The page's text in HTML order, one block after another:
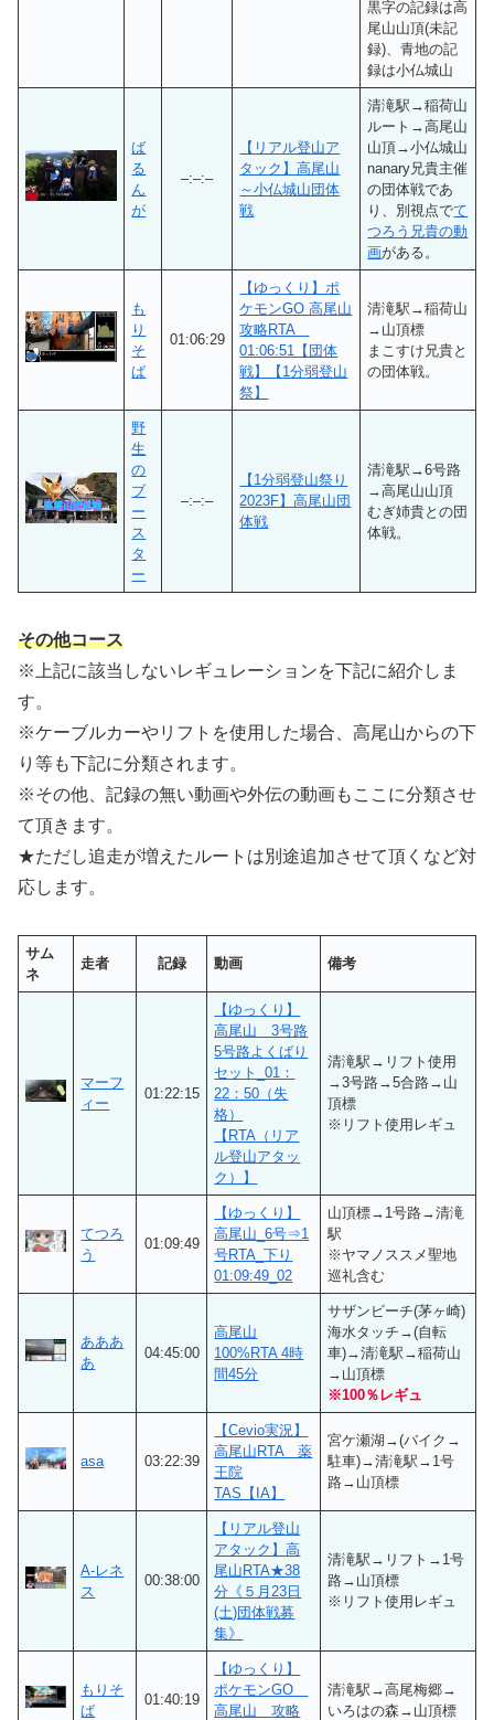
黒字の記録は高
尾山山頂(未記
録)、青地の記
録は小仏城山
ば
る
ん
が
–:–:–
【リアル登山ア
タック】高尾山
～小仏城山団体
戦
清滝駅→稲荷山
ルート→高尾山
山頂→小仏城山
nanary兄貴主催
の団体戦であ
り、別視点でて
つろう兄貴の動
画がある。
も
り
そ
ば
01:06:29
【ゆっくり】ポ
ケモンGO 高尾山
攻略RTA
01:06:51【団体
戦】【1分弱登山
祭】
清滝駅→稲荷山
→山頂標
まこすけ兄貴と
の団体戦。
野
生
の
ブ
ー
ス
タ
ー
–:–:–
【1分弱登山祭り
2023F】高尾山団
体戦
清滝駅→6号路
→高尾山山頂
むぎ姉貴との団
体戦。
その他コース
※上記に該当しないレギュレーションを下記に紹介しま
す。
※ケーブルカーやリフトを使用した場合、高尾山からの下
り等も下記に分類されます。
※その他、記録の無い動画や外伝の動画もここに分類させ
て頂きます。
★ただし追走が増えたルートは別途追加させて頂くなど対
応します。
サム
ネ
走者 記録 動画 備考
マーフ
ィー
01:22:15
【ゆっくり】
高尾山 3号路
5号路よくばり
セット_01：
22：50（失
格）
【RTA（リア
ル登山アタッ
ク）】
清滝駅→リフト使用
→3号路→5合路→山
頂標
※リフト使用レギュ
てつろ
う
01:09:49
【ゆっくり】
高尾山_6号⇒1
号RTA_下り
01:09:49_02
山頂標→1号路→清滝
駅
※ヤマノススメ聖地
巡礼含む
あああ
あ
04:45:00
高尾山
100%RTA 4時
間45分
サザンビーチ(茅ヶ崎)
海水タッチ→(自転
車)→清滝駅→稲荷山
→山頂標
※100％レギュ
asa 03:22:39
【Cevio実況】
高尾山RTA 薬
王院
TAS【IA】
宮ケ瀬湖→(バイク→
駐車)→清滝駅→1号
路→山頂標
A-レネ
ス
00:38:00
【リアル登山
アタック】高
尾山RTA★38
分《５月23日
(土)団体戦募
集》
清滝駅→リフト→1号
路→山頂標
※リフト使用レギュ
もりそ
ば
01:40:19
【ゆっくり】
ポケモンGO
高尾山 攻略
清滝駅→高尾梅郷→
いろはの森→山頂標